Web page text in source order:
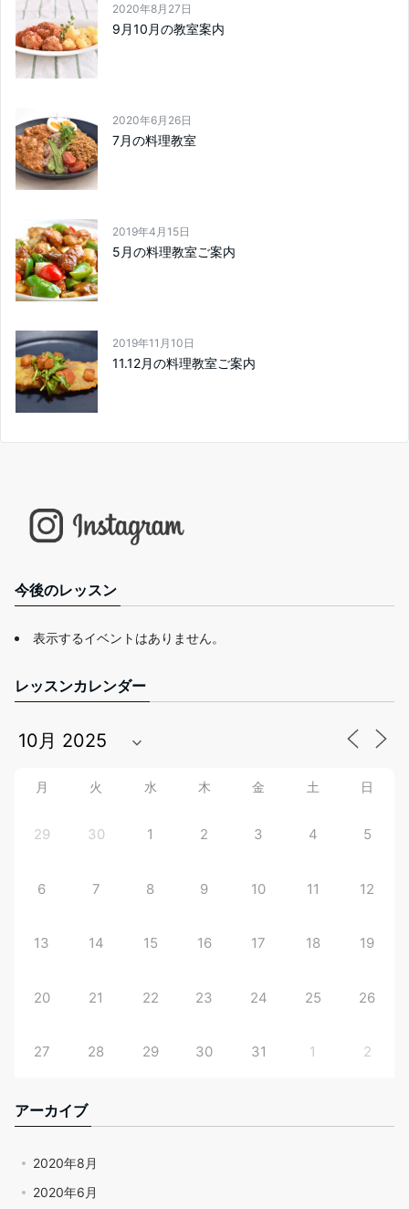
2020年8月27日
9月10月の教室案内
2020年6月26日
7月の料理教室
2019年4月15日
5月の料理教室ご案内
2019年11月10日
11.12月の料理教室ご案内
今後のレッスン
表示するイベントはありません。
レッスンカレンダー
月 火 水 木 金 土 日
29 30 1 2 3 4 5
6 7 8 9 10 11 12
13 14 15 16 17 18 19
20 21 22 23 24 25 26
27 28 29 30 31 1 2
アーカイブ
2020年8月
2020年6月